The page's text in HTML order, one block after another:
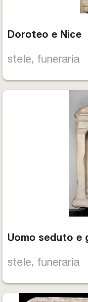
Doroteo e Nice
stele, funeraria
Uomo seduto e
stele, funeraria